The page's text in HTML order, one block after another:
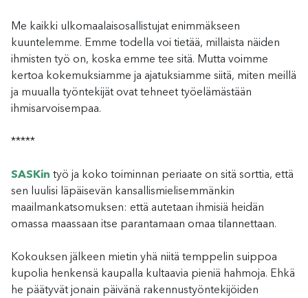
Me kaikki ulkomaalaisosallistujat enimmäkseen
kuuntelemme. Emme todella voi tietää, millaista näiden
ihmisten työ on, koska emme tee sitä. Mutta voimme
kertoa kokemuksiamme ja ajatuksiamme siitä, miten meillä
ja muualla työntekijät ovat tehneet työelämästään
ihmisarvoisempaa.
*****
SASKin työ ja koko toiminnan periaate on sitä sorttia, että
sen luulisi läpäisevän kansallismielisemmänkin
maailmankatsomuksen: että autetaan ihmisiä heidän
omassa maassaan itse parantamaan omaa tilannettaan.
Kokouksen jälkeen mietin yhä niitä temppelin suippoa
kupolia henkensä kaupalla kultaavia pieniä hahmoja. Ehkä
he päätyvät jonain päivänä rakennustyöntekijöiden